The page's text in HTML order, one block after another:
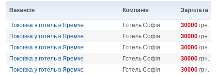
Вакансія Компанія Зарплата
Покоївка в готель в Яремче Готель Софія 30000 грн.
Покоївка у готель в Яремче
Готель Софія 30000 грн.
Покоївка в готель в Яремче
Готель Софія 30000 грн.
Покоївка в готель в Яремче
Готель Софія 30000 грн.
Покоївка у готель в Яремче
Готель Софія 30000 грн.